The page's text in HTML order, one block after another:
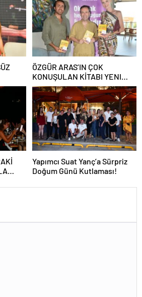
ÖZGÜR ARAS’IN ÇOK
KONUŞULAN KİTABI YENI
BASKISINI TITANIC LUXURY
COLLECTION BODRUM’DA
KUTLADI
Yapımcı Suat Yanç’a Sürpriz
Doğum Günü Kutlaması!